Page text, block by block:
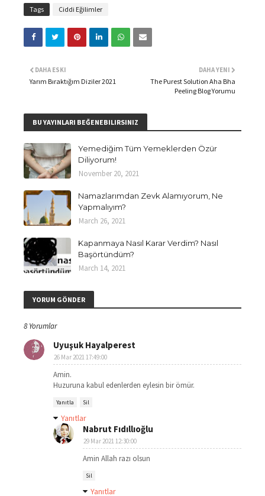
Tags Ciddi Eğilimler
DAHA YENI
The Purest Solution Aha Bha
Peeling Blog Yorumu
DAHA ESKI
Yarım Bıraktığım Diziler 2021
BU YAYINLARI BEĞENEBILIRSINIZ
Yemediğim Tüm Yemeklerden Özür
Diliyorum!
November 20, 2021
Namazlarımdan Zevk Alamıyorum, Ne
Yapmalıyım?
March 26, 2021
Kapanmaya Nasıl Karar Verdim? Nasıl
Başörtündüm?
March 14, 2021
YORUM GÖNDER
8 Yorumlar
Uyuşuk Hayalperest
26 Mar 2021 17:49:00
Amin.
Huzuruna kabul edenlerden eylesin bir ömür.
Yanıtla Sil
Yanıtlar
Nabrut Fıdıllıoğlu
29 Mar 2021 12:30:00
Amin Allah razı olsun
Sil
Yanıtlar